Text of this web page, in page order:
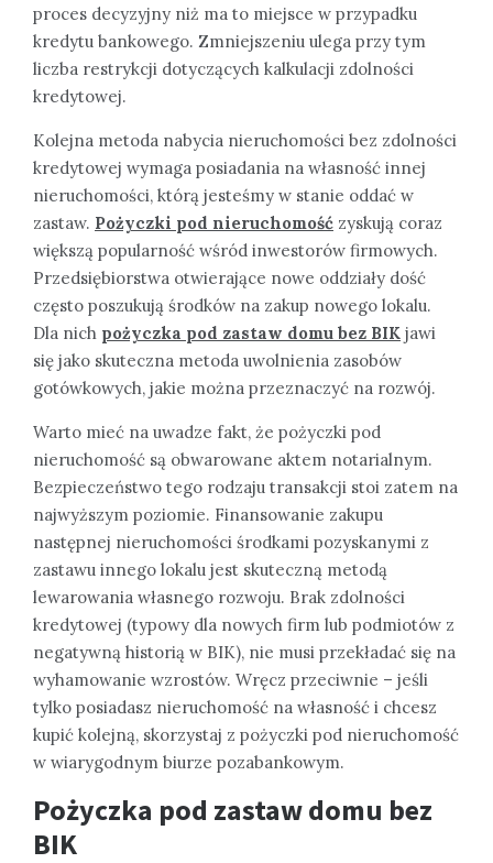
proces decyzyjny niż ma to miejsce w przypadku
kredytu bankowego. Zmniejszeniu ulega przy tym
liczba restrykcji dotyczących kalkulacji zdolności
kredytowej.
Kolejna metoda nabycia nieruchomości bez zdolności
kredytowej wymaga posiadania na własność innej
nieruchomości, którą jesteśmy w stanie oddać w
zastaw. Pożyczki pod nieruchomość zyskują coraz
większą popularność wśród inwestorów firmowych.
Przedsiębiorstwa otwierające nowe oddziały dość
często poszukują środków na zakup nowego lokalu.
Dla nich pożyczka pod zastaw domu bez BIK jawi
się jako skuteczna metoda uwolnienia zasobów
gotówkowych, jakie można przeznaczyć na rozwój.
Warto mieć na uwadze fakt, że pożyczki pod
nieruchomość są obwarowane aktem notarialnym.
Bezpieczeństwo tego rodzaju transakcji stoi zatem na
najwyższym poziomie. Finansowanie zakupu
następnej nieruchomości środkami pozyskanymi z
zastawu innego lokalu jest skuteczną metodą
lewarowania własnego rozwoju. Brak zdolności
kredytowej (typowy dla nowych firm lub podmiotów z
negatywną historią w BIK), nie musi przekładać się na
wyhamowanie wzrostów. Wręcz przeciwnie – jeśli
tylko posiadasz nieruchomość na własność i chcesz
kupić kolejną, skorzystaj z pożyczki pod nieruchomość
w wiarygodnym biurze pozabankowym.
Pożyczka pod zastaw domu bez
BIK